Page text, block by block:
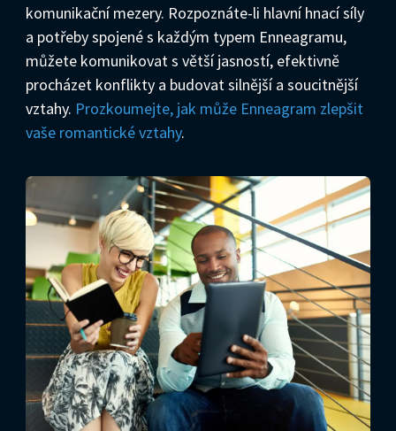
komunikační mezery. Rozpoznáte-li hlavní hnací síly
a potřeby spojené s každým typem Enneagramu,
můžete komunikovat s větší jasností, efektivně
procházet konflikty a budovat silnější a soucitnější
vztahy. Prozkoumejte, jak může Enneagram zlepšit
vaše romantické vztahy.